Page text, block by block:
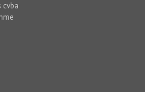
cvba